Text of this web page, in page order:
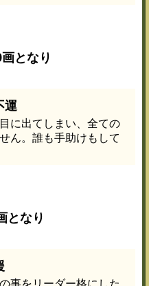
となり
運
に出てしまい、全ての
ん。誰も手助けもして
となり